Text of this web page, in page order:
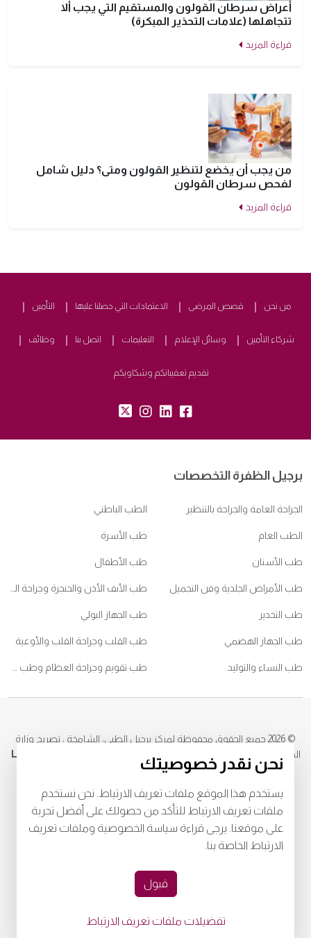
أعراض سرطان القولون والمستقيم التي يجب ألا
تتجاهلها (علامات التحذير المبكرة)
قراءة المزيد
من يجب أن يخضع لتنظير القولون ومتى؟ دليل شامل
لفحص سرطان القولون
قراءة المزيد
من نحن قصص المرضى الاعتمادات التي حصلنا عليها التأمين
شركاء التأمين وسائل الإعلام التعليمات اتصل بنا وظائف
تقديم تعقيباتكم وشكاويكم
fb:
lk:
insta:
tw:
برجيل الظفرة التخصصات
الجراحة العامة والجراحة بالتنظير الطب الباطني
الطب العام طب الأسرة
طب الأسنان طب الأطفال
طب الأمراض الجلدية وفن التجميل
طب التخدير طب الجهاز البولي
طب الجهاز الهضمي طب القلب وجراحة القلب والأوعية
طب النساء والتوليد
© 2026
جميع الحقوق محفوظة لمركز برجيل الطبي، الشامخة ، تصريح وزارة
الصحة رقم
LAHA-2024-
005195للشروط والأحكام
خصوصية البنود و الظروف
Download Burjeel App Now
appstore:
نحن نقدر خصوصيتك
يستخدم هذا الموقع ملفات تعريف الارتباط. نحن نستخدم
ملفات تعريف الارتباط للتأكد من حصولك على أفضل تجربة
على موقعنا. يرجى قراءة سياسة الخصوصية وملفات تعريف
الارتباط الخاصة بنا.
قبول
تفضيلات ملفات تعريف الارتباط